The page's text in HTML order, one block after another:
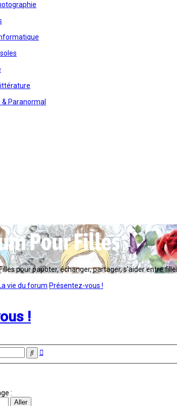
Paranormal
pour papoter, échanger, partager, s'aider entre
vie du forum Présentez-vous !
!
Rechercher
Recherche
: